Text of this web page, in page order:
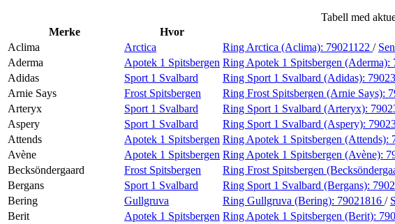
Inspirasjon
Åpningstider
Praktisk informasjon
Ledige stillinger
Tabell med
Merke
Hvor
Aclima
Arctica Ring Arctica (Aclima): 79021122 /
Aderma
Apotek 1 Spitsbergen Ring Apotek 1 Spitsbergen (Aderma):
Adidas
Sport 1 Svalbard Ring Sport 1 Svalbard (Adidas):
Arnie Says
Frost Spitsbergen Ring Frost Spitsbergen (Arnie Says):
Arteryx
Sport 1 Svalbard Ring Sport 1 Svalbard (Arteryx):
Aspery
Sport 1 Svalbard Ring Sport 1 Svalbard (Aspery):
Attends
Apotek 1 Spitsbergen Ring Apotek 1 Spitsbergen (Attends):
Avène
Apotek 1 Spitsbergen Ring Apotek 1 Spitsbergen (Avène):
Becksöndergaard
Frost Spitsbergen Ring Frost Spitsbergen
Bergans
Sport 1 Svalbard Ring Sport 1 Svalbard (Bergans):
Bering
Gullgruva Ring Gullgruva (Bering): 79021816 /
Berit
Apotek 1 Spitsbergen Ring Apotek 1 Spitsbergen (Berit):